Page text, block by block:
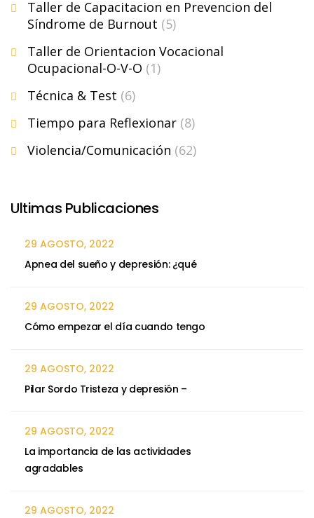
Taller de Capacitacion en Prevencion del
Síndrome de Burnout (5)
Taller de Orientacion Vocacional
Ocupacional-O-V-O (1)
Técnica & Test (6)
Tiempo para Reflexionar (8)
Violencia/Comunicación (62)
Ultimas Publicaciones
29 AGOSTO, 2022
Apnea del sueño y depresión: ¿qué
29 AGOSTO, 2022
Cómo empezar el día cuando tengo
29 AGOSTO, 2022
Pilar Sordo Tristeza y depresión –
29 AGOSTO, 2022
La importancia de las actividades
agradables
29 AGOSTO, 2022